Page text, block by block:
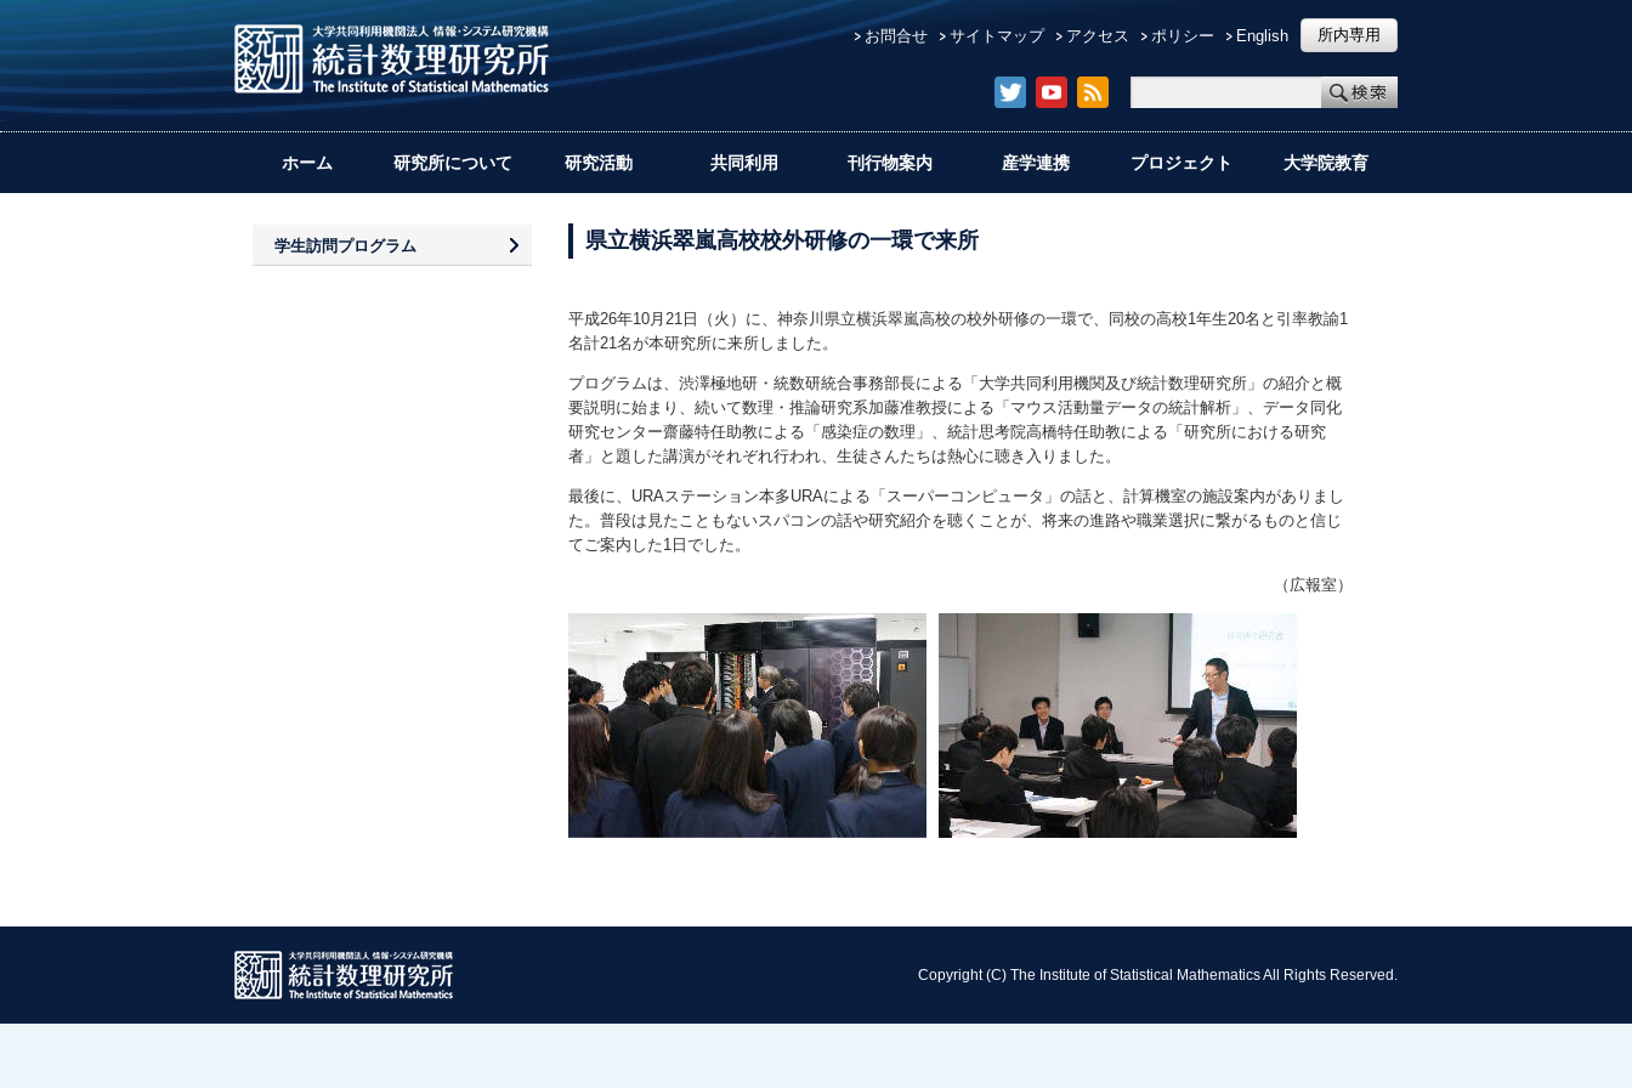
お問合せ サイトマップ アクセス ポリシー English 所内専用
ホーム 研究所について 研究活動 共同利用 刊行物案内 産学連携 プロジェクト 大学院教育
県立横浜翠嵐高校校外研修の一環で来所
平成26年10月21日（火）に、神奈川県立横浜翠嵐高校の校外研修の一環で、同校の高校1年生20名と引率教諭1
名計21名が本研究所に来所しました。
プログラムは、渋澤極地研・統数研統合事務部長による「大学共同利用機関及び統計数理研究所」の紹介と概
要説明に始まり、続いて数理・推論研究系加藤准教授による「マウス活動量データの統計解析」、データ同化
研究センター齋藤特任助教による「感染症の数理」、統計思考院高橋特任助教による「研究所における研究
者」と題した講演がそれぞれ行われ、生徒さんたちは熱心に聴き入りました。
最後に、URAステーション本多URAによる「スーパーコンピュータ」の話と、計算機室の施設案内がありまし
た。普段は見たこともないスパコンの話や研究紹介を聴くことが、将来の進路や職業選択に繋がるものと信じ
てご案内した1日でした。
（広報室）
学生訪問プログラム
Copyright (C) The Institute of Statistical Mathematics All Rights Reserved.